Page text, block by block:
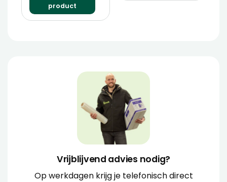
product
Vrijblijvend advies nodig?
Op werkdagen krijg je telefonisch direct